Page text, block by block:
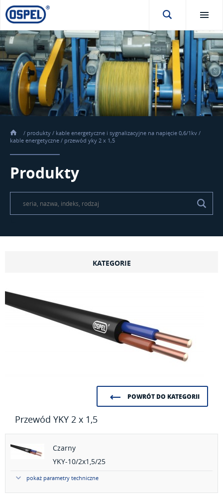
/ produkty / kable energetyczne i sygnalizacyjne na napięcie 0,6/1kv /
kable energetyczne / przewód yky 2 x 1,5
Produkty
KATEGORIE
POWRÓT DO KATEGORII
Przewód YKY 2 x 1,5
Czarny
YKY-10/2x1,5/25
pokaż parametry techniczne